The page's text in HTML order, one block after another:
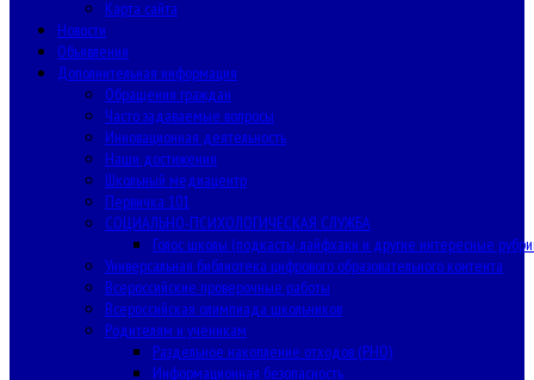
Карта сайта
Новости
Объявления
Дополнительная информация
Обращения граждан
Часто задаваемые вопросы
Инновационная деятельность
Наши достижения
Школьный медиацентр
Первичка 101
СОЦИАЛЬНО-ПСИХОЛОГИЧЕСКАЯ СЛУЖБА
Голос школы (подкасты, лайфхаки и другие интересные
Универсальная библиотека цифрового образовательного контента
Всероссийские проверочные работы
Всероссийская олимпиада школьников
Родителям и ученикам
Раздельное накопление отходов (РНО)
Информационная безопасность